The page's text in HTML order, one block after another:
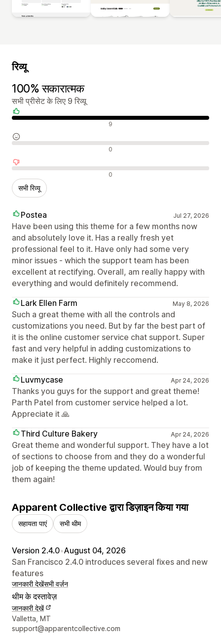
रिव्यू
100% सकारात्मक
सभी प्रीसेट के लिए 9 रिव्यू
सकारात्मक रिव्यू 9
न्यूट्रल रिव्यू 0
नकारात्मक रिव्यू 0
सभी रिव्यू
Postea Jul 27, 2026
Have been using this theme for a few months now
and absolutely love it. Has a really fresh yet
professional feel to it. Have only had some very
minor issues - which the support team has been
excellent at rectifying. Overall, am really happy with
everything and would definitely recommend.
Lark Ellen Farm
May 8, 2026
Such a great theme with all the controls and
customizations you need. But by far the best part of
it is the online customer service chat support. Super
fast and very helpful in adding customizations to
make it just perfect. Highly reccomend.
Luvmycase
Apr 24, 2026
Thanks you guys for the support and great theme!
Parth Patel from customer service helped a lot.
Appreciate it 🙏
Third Culture Bakery
Apr 24, 2026
Great theme and wonderful support. They have a lot
of sections to choose from and they do a wonderful
job of keeping the theme updated. Would buy from
them again!
Apparent Collective द्वारा डिज़ाइन किया गया
सहायता पाएं सभी थीम
Version 2.4.0•August 04, 2026
San Francisco 2.4.0 introduces several fixes and new
features
जानकारी देखेंसभी वर्ज़न
थीम के दस्तावेज़
जानकारी देखें
डिज़ाइनर के संपर्क की जानकारी
Valletta, MT
support@apparentcollective.com